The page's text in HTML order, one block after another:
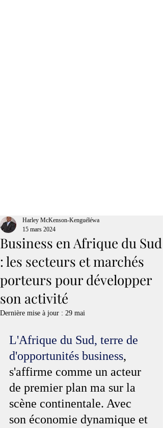
Business en Afrique du Sud
: les secteurs et marchés
porteurs pour développer
son activité
Harley McKenson-Kenguéléwa
15 mars 2024
Dernière mise à jour : 29 mai
L'Afrique du Sud, terre de
d'opportunités business,
s'affirme comme un acteur
de premier plan ma sur la
scène continentale. Avec
son économie dynamique et